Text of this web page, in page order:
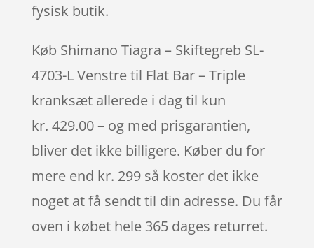
fysisk butik.
Køb Shimano Tiagra – Skiftegreb SL-
4703-L Venstre til Flat Bar – Triple
kranksæt allerede i dag til kun
kr. 429.00 – og med prisgarantien,
bliver det ikke billigere. Køber du for
mere end kr. 299 så koster det ikke
noget at få sendt til din adresse. Du får
oven i købet hele 365 dages returret.